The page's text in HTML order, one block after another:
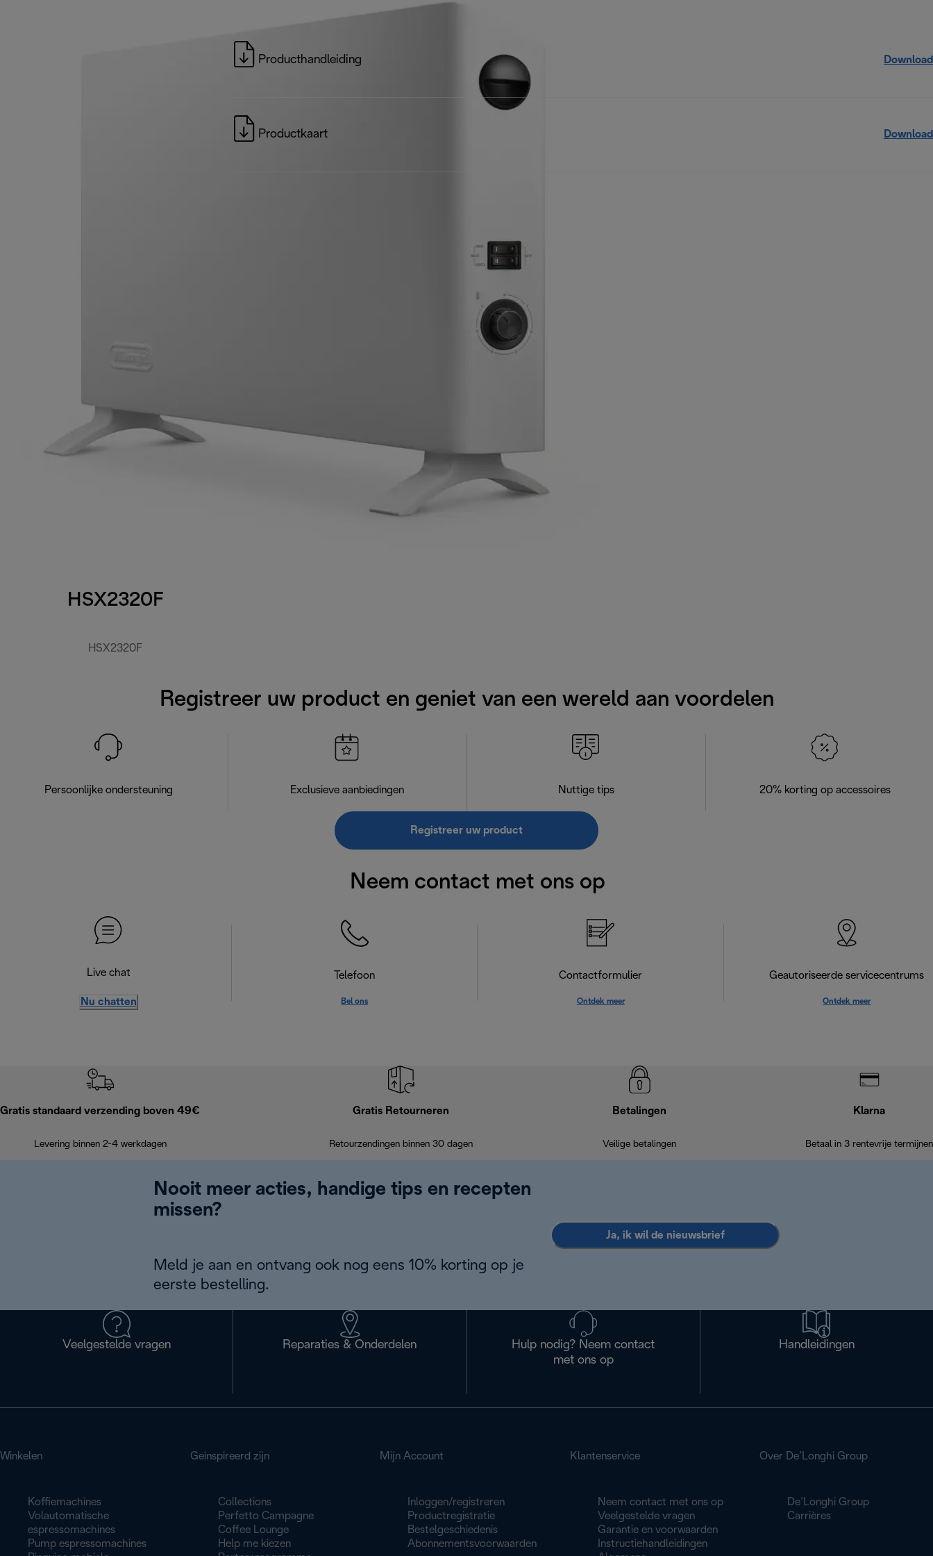
HSX2320F
HSX2320F
Producthandleiding Download
Productkaart Download
Registreer uw product en geniet van een wereld aan voordelen
Persoonlijke ondersteuning Exclusieve aanbiedingen Nuttige tips 20% korting op accessoires
Registreer uw product
Neem contact met ons op
Live chat
Nu chatten
Telefoon
Bel ons
Contactformulier
Ontdek meer
Geautoriseerde servicecentrums
Ontdek meer
Gratis standaard verzending boven 49€
Levering binnen 2-4 werkdagen
Gratis Retourneren
Retourzendingen binnen 30 dagen
Betalingen
Veilige betalingen
Klarna
Betaal in 3 rentevrije termijnen
Nooit meer acties, handige tips en recepten
missen?
Meld je aan en ontvang ook nog eens 10% korting op je
eerste bestelling.
Ja, ik wil de nieuwsbrief
Veelgestelde vragen Reparaties & Onderdelen
Hulp nodig? Neem contact
met ons op
Handleidingen
Winkelen
Koffiemachines
Volautomatische
espressomachines
Pump espressomachines
Geinspireerd zijn
Collections
Perfetto Campagne
Coffee Lounge
Help me kiezen
Mijn Account
Inloggen/registreren
Productregistratie
Bestelgeschiedenis
Abonnementsvoorwaarden
Klantenservice
Neem contact met ons op
Veelgestelde vragen
Garantie en voorwaarden
Instructiehandleidingen
Over De’Longhi Group
De’Longhi Group
Carrières